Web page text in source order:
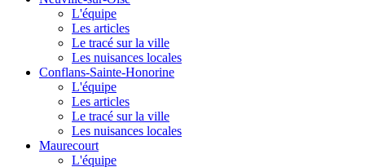
L'équipe
Les articles
Le tracé sur la ville
Les nuisances locales
Conflans-Sainte-Honorine
L'équipe
Les articles
Le tracé sur la ville
Les nuisances locales
Maurecourt
L'équipe